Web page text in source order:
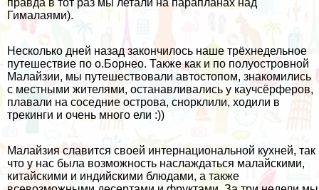
правда в тот раз мы летали на парапланах над
Гималаями).
Несколько дней назад закончилось наше трёхнедельное
путешествие по о.Борнео. Также как и пополуостровной
Малайзии, мы путешествовали автостопом, знакомились
с местными жителями, останавливались у каучсёрферов,
плавали на соседние острова, снорклили, ходили в
трекинги и очень много ели :))
Малайзия славится своей интернациональной кухней, так
что у нас была возможность наслаждаться малайскими,
китайскими и индийскими блюдами, а также